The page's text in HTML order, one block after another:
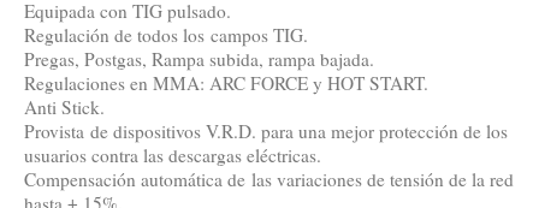
Equipada con TIG pulsado.
Regulación de todos los campos TIG.
Pregas, Postgas, Rampa subida, rampa bajada.
Regulaciones en MMA: ARC FORCE y HOT START.
Anti Stick.
Provista de dispositivos V.R.D. para una mejor protección de los
usuarios contra las descargas eléctricas.
Compensación automática de las variaciones de tensión de la red